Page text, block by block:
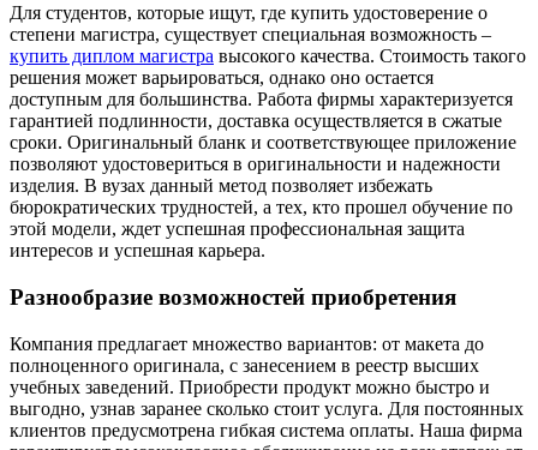
Для студентов, которые ищут, где купить удостоверение о
степени магистра, существует специальная возможность –
купить диплом магистра высокого качества. Стоимость такого
решения может варьироваться, однако оно остается
доступным для большинства. Работа фирмы характеризуется
гарантией подлинности, доставка осуществляется в сжатые
сроки. Оригинальный бланк и соответствующее приложение
позволяют удостовериться в оригинальности и надежности
изделия. В вузах данный метод позволяет избежать
бюрократических трудностей, а тех, кто прошел обучение по
этой модели, ждет успешная профессиональная защита
интересов и успешная карьера.
Разнообразие возможностей приобретения
Компания предлагает множество вариантов: от макета до
полноценного оригинала, с занесением в реестр высших
учебных заведений. Приобрести продукт можно быстро и
выгодно, узнав заранее сколько стоит услуга. Для постоянных
клиентов предусмотрена гибкая система оплаты. Наша фирма